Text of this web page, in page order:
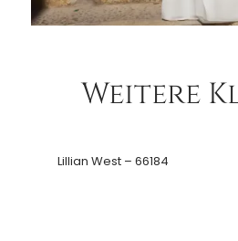
Weitere
Lillian West – 66184